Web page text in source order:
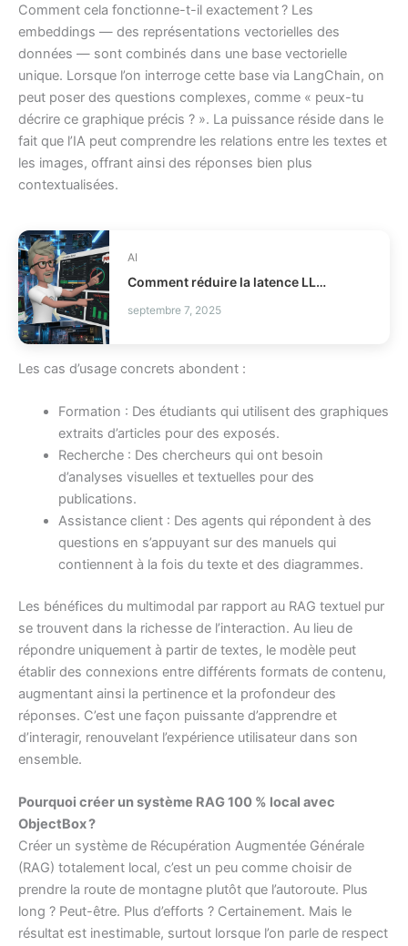
Comment cela fonctionne-t-il exactement ? Les
embeddings — des représentations vectorielles des
données — sont combinés dans une base vectorielle
unique. Lorsque l’on interroge cette base via LangChain, on
peut poser des questions complexes, comme « peux-tu
décrire ce graphique précis ? ». La puissance réside dans le
fait que l’IA peut comprendre les relations entre les textes et
les images, offrant ainsi des réponses bien plus
contextualisées.
AI
Comment réduire la latence LLM et les coûts en production ?
septembre 7, 2025
Les cas d’usage concrets abondent :
Formation : Des étudiants qui utilisent des graphiques
extraits d’articles pour des exposés.
Recherche : Des chercheurs qui ont besoin
d’analyses visuelles et textuelles pour des
publications.
Assistance client : Des agents qui répondent à des
questions en s’appuyant sur des manuels qui
contiennent à la fois du texte et des diagrammes.
Les bénéfices du multimodal par rapport au RAG textuel pur
se trouvent dans la richesse de l’interaction. Au lieu de
répondre uniquement à partir de textes, le modèle peut
établir des connexions entre différents formats de contenu,
augmentant ainsi la pertinence et la profondeur des
réponses. C’est une façon puissante d’apprendre et
d’interagir, renouvelant l’expérience utilisateur dans son
ensemble.
Pourquoi créer un système RAG 100 % local avec
ObjectBox ?
Créer un système de Récupération Augmentée Générale
(RAG) totalement local, c’est un peu comme choisir de
prendre la route de montagne plutôt que l’autoroute. Plus
long ? Peut-être. Plus d’efforts ? Certainement. Mais le
résultat est inestimable, surtout lorsque l’on parle de respect